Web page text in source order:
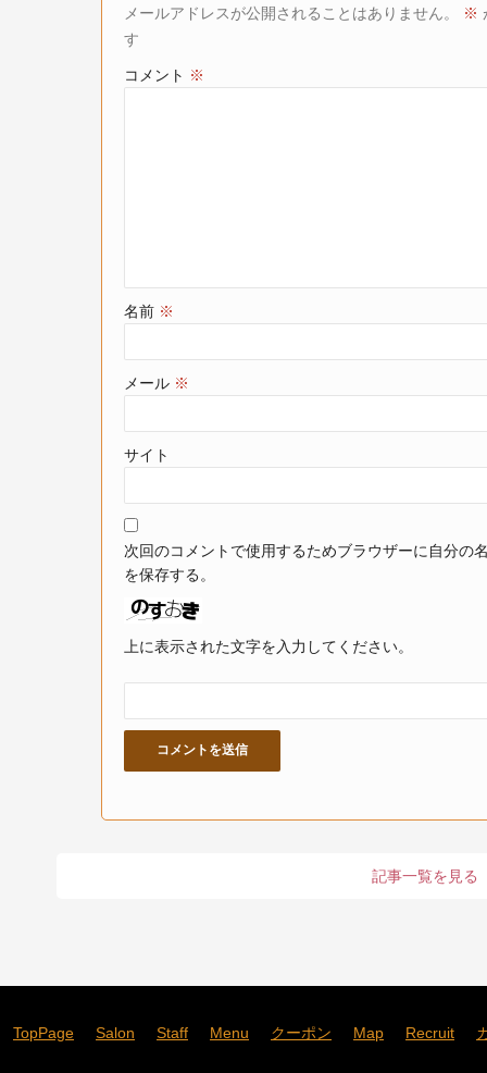
メールアドレスが公開されることはありません。 ※
す
コメント ※
名前 ※
メール ※
サイト
次回のコメントで使用するためブラウザーに自分の
を保存する。
上に表示された文字を入力してください。
記事一覧を見る
TopPage Salon Staff Menu クーポン Map Recruit